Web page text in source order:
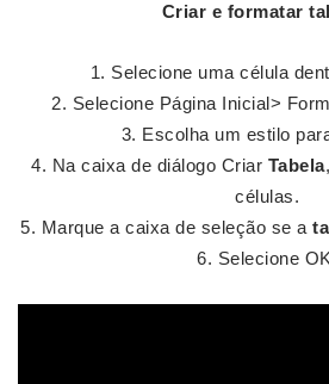
Criar e formatar
Selecione uma célula
Selecione Página Inicial>
Escolha um estilo
Na caixa de diálogo Criar Tabela
células.
Marque a caixa de seleção se a
Selecione